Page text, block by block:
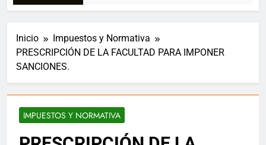
Inicio
Impuestos y Normativa
PRESCRIPCIÓN DE LA FACULTAD PARA IMPONER
SANCIONES.
IMPUESTOS Y NORMATIVA